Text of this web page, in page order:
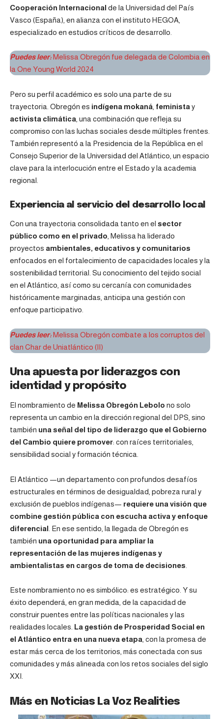
Cooperación Internacional de la Universidad del País
Vasco (España), en alianza con el instituto HEGOA,
especializado en estudios críticos de desarrollo.
Puedes leer:Melissa Obregón fue delegada de Colombia en
la One Young World 2024
Pero su perfil académico es solo una parte de su
trayectoria. Obregón es indígena mokaná feminista y
activista climática , una combinación que refleja su
compromiso con las luchas sociales desde múltiples frentes.
También representó a la Presidencia de la República en el
Consejo Superior de la Universidad del Atlántico, un espacio
clave para la interlocución entre el Estado y la academia
regional.
Experiencia al servicio del desarrollo local
Con una trayectoria consolidada tanto en el sector
público como en el privado , Melissa ha liderado
proyectos ambientales, educativos y comunitarios
enfocados en el fortalecimiento de capacidades locales y la
sostenibilidad territorial. Su conocimiento del tejido social
en el Atlántico, así como su cercanía con comunidades
históricamente marginadas, anticipa una gestión con
enfoque participativo.
Puedes leer:Melissa Obregón combate a los corruptos del
clan Char de Uniatlántico (II)
Una apuesta por liderazgos con
identidad y propósito
El nombramiento de Melissa Obregón Lebolo no solo
representa un cambio en la dirección regional del DPS, sino
también una señal del tipo de liderazgo que el Gobierno
del Cambio quiere promover: con raíces territoriales,
sensibilidad social y formación técnica.
El Atlántico —un departamento con profundos desafíos
estructurales en términos de desigualdad, pobreza rural y
exclusión de pueblos indígenas— requiere una visión que
combine gestión pública con escucha activa y enfoque
diferencial . En ese sentido, la llegada de Obregón es
también una oportunidad para ampliar la
representación de las mujeres indígenas y
ambientalistas en cargos de toma de decisiones
Este nombramiento no es simbólico: es estratégico. Y su
éxito dependerá, en gran medida, de la capacidad de
construir puentes entre las políticas nacionales y las
realidades locales. La gestión de Prosperidad Social en
el Atlántico entra en una nueva etapa , con la promesa de
estar más cerca de los territorios, más conectada con sus
comunidades y más alineada con los retos sociales del siglo
XXI.
Más en Noticias La Voz Realities